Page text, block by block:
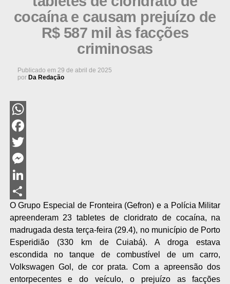
cocaína e causam prejuízo de
R$ 587 mil às facções
criminosas
Publicado em 29 de abril de 2025
por Da Redação
WhatsApp
Facebook
Twitter
Messenger
LinkedIn
Share
O Grupo Especial de Fronteira (Gefron) e a Polícia Militar
apreenderam 23 tabletes de cloridrato de cocaína, na
madrugada desta terça-feira (29.4), no município de Porto
Esperidião (330 km de Cuiabá). A droga estava
escondida no tanque de combustível de um carro,
Volkswagen Gol, de cor prata. Com a apreensão dos
entorpecentes e do veículo, o prejuízo as facções